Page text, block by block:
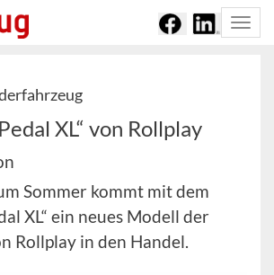
XL“ von Rollplay
Sommer kommt mit dem
XL“ ein neues Modell der
Rollplay in den Handel.